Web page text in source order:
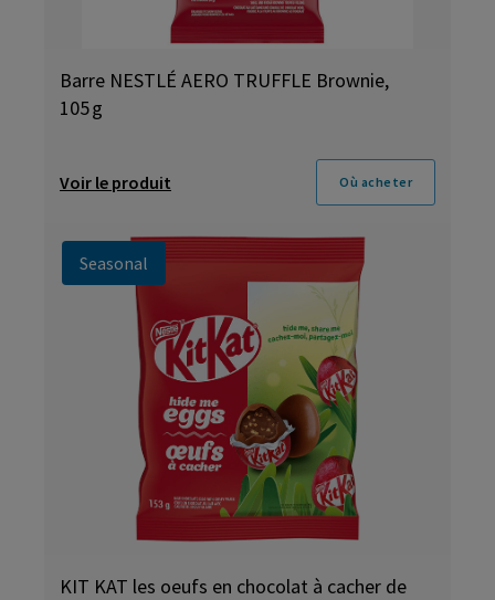
Barre NESTLÉ AERO TRUFFLE Brownie,
105 g
Voir le produit Où acheter
Seasonal
KIT KAT les oeufs en chocolat à cacher de